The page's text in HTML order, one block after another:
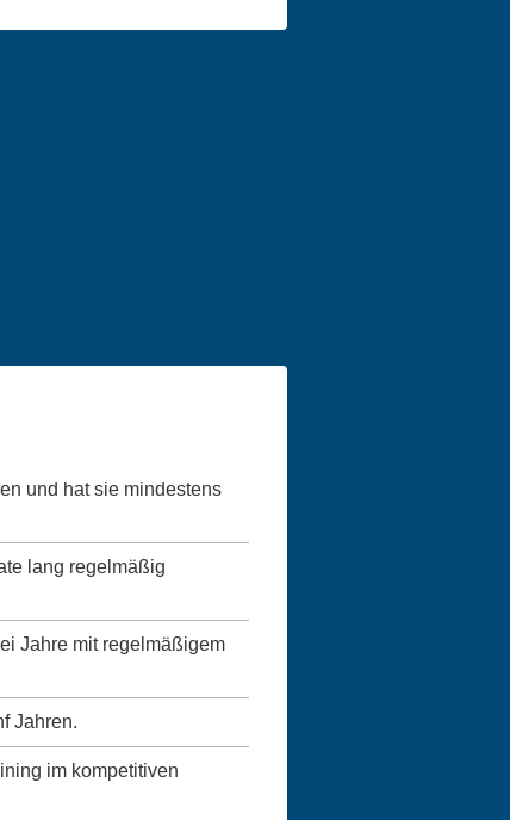
und hat sie mindestens
lang regelmäßig
Jahre mit regelmäßigem
Jahren.
im kompetitiven